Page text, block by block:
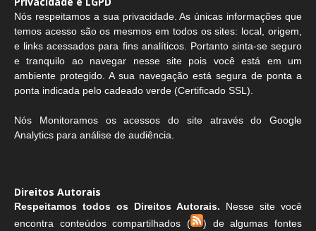
Nós respeitamos a sua privacidade. As únicas informações que
temos acesso são os mesmos em todos os sites: local, origem,
e links acessados para fins analíticos. Portanto sinta-se seguro
e tranquilo ao navegar nesse site pois você está em um
ambiente protegido. A sua navegação está segura de ponta a
ponta indicada pelo cadeado verde (Certificado SSL).
Nós Monitoramos os acessos do site através do Google
Analytics para análise de audiência.
Direitos Autorais
Respeitamos todos os Direitos Autorais. Nesse site você
encontra conteúdos compartilhados (
) de algumas fontes